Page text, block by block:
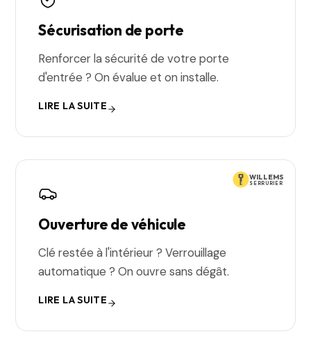
Sécurisation de porte
Renforcer la sécurité de votre porte
d'entrée ? On évalue et on installe.
LIRE LA SUITE
WILLEMS
SERRURIER
Ouverture de véhicule
Clé restée à l'intérieur ? Verrouillage
automatique ? On ouvre sans dégât.
LIRE LA SUITE